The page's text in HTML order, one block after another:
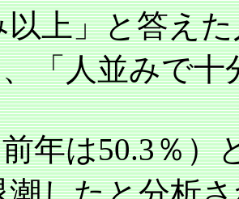
以上」と答え
「人並みで十
年は50.3％）